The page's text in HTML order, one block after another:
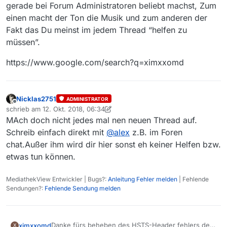
flag gemäß RFC setzen. Habe auch dazu das
verlinkt.
Ich verstehe wirklich 0 was mit “Anderer Ton bitte”
gemeint gewesen ist. Ich habe mir mein Beitrag jetzt
gerade bei Forum Administratoren beliebt machst, Zum
einen macht der Ton die Musik und zum anderen der
Fakt das Du meinst im jedem Thread “helfen zu
müssen”.
https://www.google.com/search?q=ximxxomd
Offline
Nicklas2751 ADMINISTRATOR
schrieb am 12. Okt. 2018, 06:34
zuletzt editiert von Nicklas275110. Dez. 2018, 08:34
MAch doch nicht jedes mal nen neuen Thread auf.
Schreib einfach direkt mit @alex z.B. im Foren
chat.Außer ihm wird dir hier sonst eh keiner Helfen bzw.
etwas tun können.
MediathekView Entwickler | Bugs?: Anleitung Fehler melden | Fehlende
Sendungen?: Fehlende Sendung melden
X ximxxomdDanke fürs beheben des HSTS-Header fehlers den